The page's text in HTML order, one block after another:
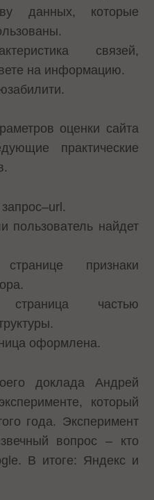
данных, которые
связей,
на информацию.
оценки сайта
практические
пользователь найдет
признаки
частью
оформлена.
доклада Андрей
который
года. Эксперимент
вопрос – кто
В итоге: Яндекс и